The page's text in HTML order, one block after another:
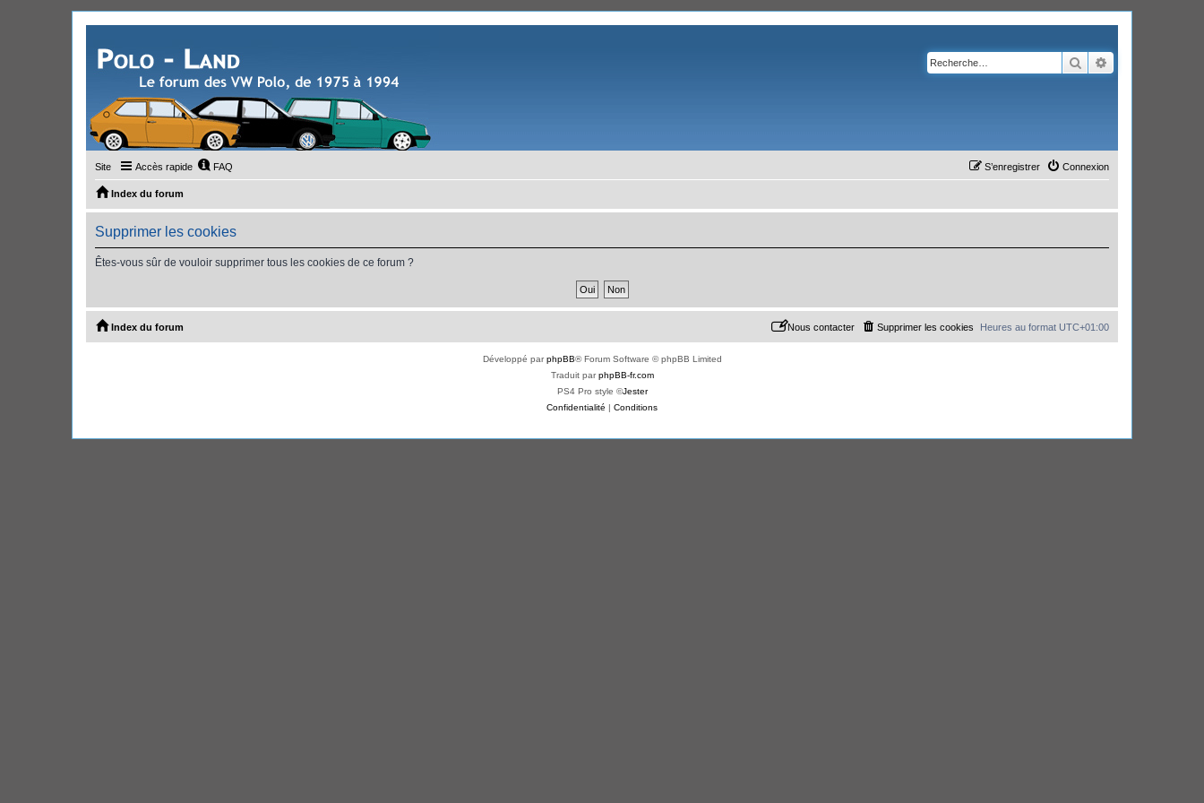
Rechercher
Site Accès rapide FAQ Connexion
S’enregistrer
Index du forum
Supprimer les cookies
Êtes-vous sûr de vouloir supprimer tous les cookies de ce forum ?
Index du forum Heures au format UTC+01:00
Supprimer les cookies
Nous contacter
Développé parphpBB® Forum Software © phpBB Limited
Traduit parphpBB-fr.com
PS4 Pro style ©Jester
Confidentialité | Conditions